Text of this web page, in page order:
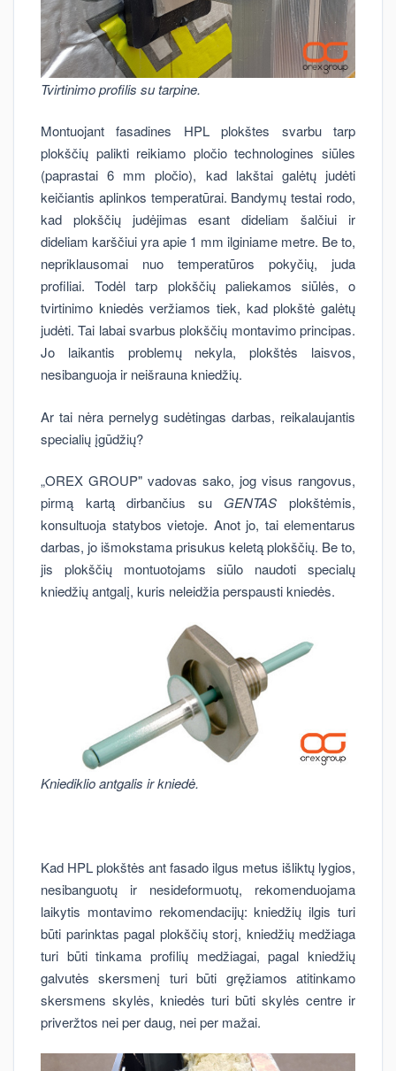
Tvirtinimo profilis su tarpine.
Montuojant fasadines HPL plokštes svarbu tarp
plokščių palikti reikiamo pločio technologines siūles
(paprastai 6 mm pločio), kad lakštai galėtų judėti
keičiantis aplinkos temperatūrai. Bandymų testai rodo,
kad plokščių judėjimas esant dideliam šalčiui ir
dideliam karščiui yra apie 1 mm ilginiame metre. Be to,
nepriklausomai nuo temperatūros pokyčių, juda
profiliai. Todėl tarp plokščių paliekamos siūlės, o
tvirtinimo kniedės veržiamos tiek, kad plokštė galėtų
judėti. Tai labai svarbus plokščių montavimo principas.
Jo laikantis problemų nekyla, plokštės laisvos,
nesibanguoja ir neišrauna kniedžių.
Ar tai nėra pernelyg sudėtingas darbas, reikalaujantis
specialių įgūdžių?
„OREX GROUP" vadovas sako, jog visus rangovus,
pirmą kartą dirbančius su GENTASplokštėmis,
konsultuoja statybos vietoje. Anot jo, tai elementarus
darbas, jo išmokstama prisukus keletą plokščių. Be to,
jis plokščių montuotojams siūlo naudoti specialų
kniedžių antgalį, kuris neleidžia perspausti kniedės.
Kniediklio antgalis ir kniedė.
Kad HPL plokštės ant fasado ilgus metus išliktų lygios,
nesibanguotų ir nesideformuotų, rekomenduojama
laikytis montavimo rekomendacijų: kniedžių ilgis turi
būti parinktas pagal plokščių storį, kniedžių medžiaga
turi būti tinkama profilių medžiagai, pagal kniedžių
galvutės skersmenį turi būti gręžiamos atitinkamo
skersmens skylės, kniedės turi būti skylės centre ir
priveržtos nei per daug, nei per mažai.